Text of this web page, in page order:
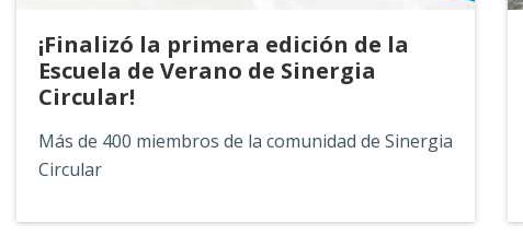
¡Finalizó la primera edición de la
Escuela de Verano de Sinergia
Circular!
Más de 400 miembros de la comunidad de Sinergia
Circular